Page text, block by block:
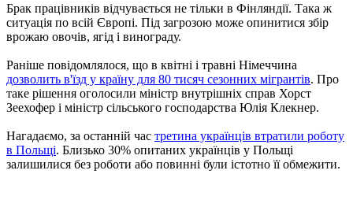
Брак працівників відчувається не тільки в Фінляндії. Така ж
ситуація по всій Європі. Під загрозою може опинитися збір
врожаю овочів, ягід і винограду.
Раніше повідомлялося, що в квітні і травні Німеччина
дозволить в'їзд у країну для 80 тисяч сезонних мігрантів. Про
таке рішення оголосили міністр внутрішніх справ Хорст
Зеехофер і міністр сільського господарства Юлія Клекнер.
Нагадаємо, за останній час третина українців втратили роботу
в Польщі. Близько 30% опитаних українців у Польщі
залишилися без роботи або повинні були істотно її обмежити.